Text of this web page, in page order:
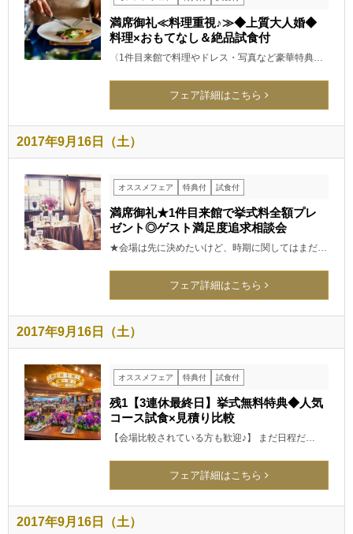
満席御礼≪料理重視♪≫◆上質大人婚◆
料理×おもてなし＆絶品試食付
〈1件目来館で料理やドレス・写真など豪華特典…
フェア詳細はこちら
2017年9月16日（土）
オススメフェア 特典付 試食付
満席御礼★1件目来館で挙式料全額プレ
ゼント◎ゲスト満足度追求相談会
★会場は先に決めたいけど、時期に関してはまだ…
フェア詳細はこちら
2017年9月16日（土）
オススメフェア 特典付 試食付
残1【3連休最終日】挙式無料特典◆人気
コース試食×見積り比較
【会場比較されている方も歓迎♪】 まだ日程だ…
フェア詳細はこちら
2017年9月16日（土）